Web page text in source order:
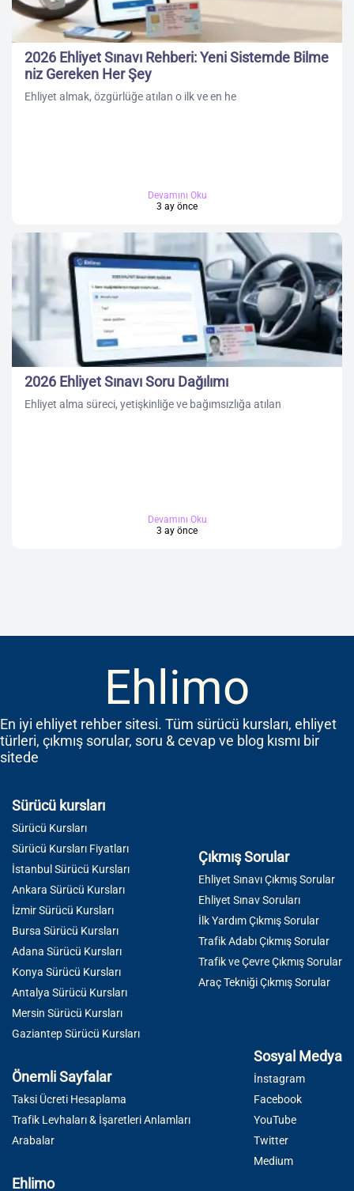
2026 Ehliyet Sınavı Rehberi: Yeni Sistemde Bilme
niz Gereken Her Şey
Ehliyet almak, özgürlüğe atılan o ilk ve en he
Devamını Oku
3 ay önce
2026 Ehliyet Sınavı Soru Dağılımı
Ehliyet alma süreci, yetişkinliğe ve bağımsızlığa atılan
Devamını Oku
3 ay önce
Ehlimo
En iyi ehliyet rehber sitesi. Tüm sürücü kursları, ehliyet
türleri, çıkmış sorular, soru & cevap ve blog kısmı bir
sitede
Sürücü kursları
Sürücü Kursları
Sürücü Kursları Fiyatları
İstanbul Sürücü Kursları
Ankara Sürücü Kursları
İzmir Sürücü Kursları
Bursa Sürücü Kursları
Adana Sürücü Kursları
Konya Sürücü Kursları
Antalya Sürücü Kursları
Mersin Sürücü Kursları
Gaziantep Sürücü Kursları
Çıkmış Sorular
Ehliyet Sınavı Çıkmış Sorular
Ehliyet Sınav Soruları
İlk Yardım Çıkmış Sorular
Trafik Adabı Çıkmış Sorular
Trafik ve Çevre Çıkmış Sorular
Araç Tekniği Çıkmış Sorular
Önemli Sayfalar
Taksi Ücreti Hesaplama
Trafik Levhaları & İşaretleri Anlamları
Arabalar
Sosyal Medya
İnstagram
Facebook
YouTube
Twitter
Medium
Ehlimo